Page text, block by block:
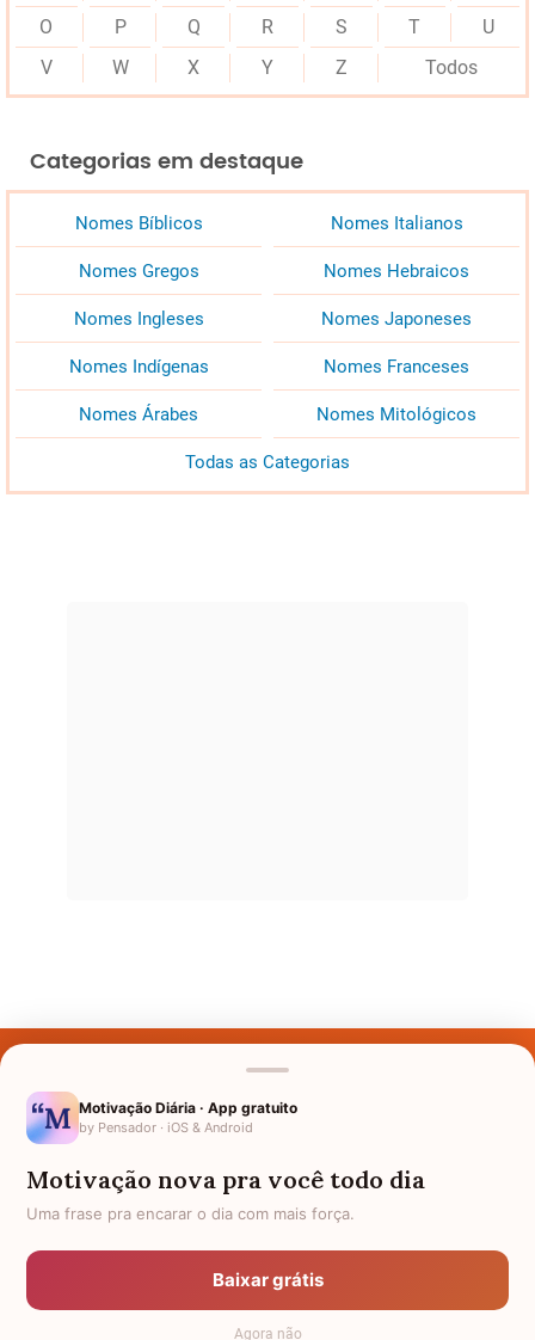
O
P Q R S T
U
V
W X Y Z Todos
Categorias em destaque
Nomes Bíblicos Nomes Italianos
Nomes Gregos Nomes Hebraicos
Nomes Ingleses Nomes Japoneses
Nomes Indígenas Nomes Franceses
Nomes Árabes Nomes Mitológicos
Todas as Categorias
Nomes pelo Mundo
Política de Privacidade
Anuncie
Motivação Diária · App gratuito
by Pensador · iOS & Android
Motivação nova pra você todo dia
Uma frase pra encarar o dia com mais força.
Baixar grátis
Agora não